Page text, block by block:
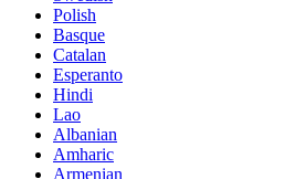
Polish
Basque
Catalan
Esperanto
Hindi
Lao
Albanian
Amharic
Armenian